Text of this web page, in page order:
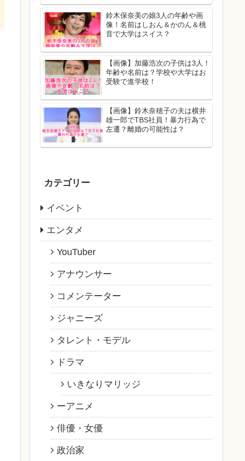
鈴木保奈美の娘3人の年齢や画
像！名前はしおん＆かのん＆桃
音で大学はスイス？
【画像】加藤浩次の子供は3人！
年齢や名前は？学校や大学はお
受験で進学校！
【画像】鈴木奈穂子の夫は横井
雄一郎でTBS社員！暴力行為で
左遷？離婚の可能性は？
カテゴリー
イベント
エンタメ
YouTuber
アナウンサー
コメンテーター
ジャニーズ
タレント・モデル
ドラマ
いきなりマリッジ
ーアニメ
俳優・女優
政治家